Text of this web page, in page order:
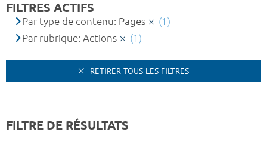
FILTRES ACTIFS
Par type de contenu: Pages
(1)
Par rubrique: Actions
(1)
RETIRER TOUS LES FILTRES
FILTRE DE RÉSULTATS